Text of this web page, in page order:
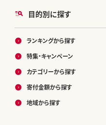
目的別に探す
ランキングから探す
特集・キャンペーン
カテゴリーから探す
寄付金額から探す
地域から探す